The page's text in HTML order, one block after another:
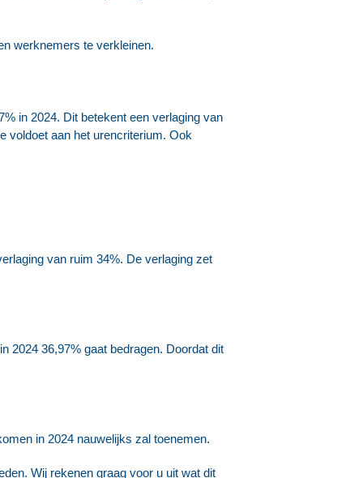
werknemers te verkleinen.
in 2024. Dit betekent een verlaging van
voldoet aan het urencriterium. Ook
van ruim 34%. De verlaging zet
2024 36,97% gaat bedragen. Doordat dit
in 2024 nauwelijks zal toenemen.
Wij rekenen graag voor u uit wat dit